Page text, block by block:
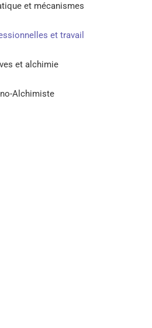
et mécanismes
et travail
et alchimie
Alchimiste